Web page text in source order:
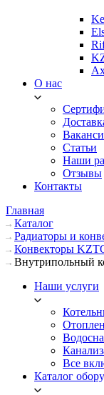
О нас
Статьи
Наши
Отзывы
Контакты
Главная
Каталог
Радиаторы и
Конвекторы
Внутрипольный
Наши услуги
Все
Каталог